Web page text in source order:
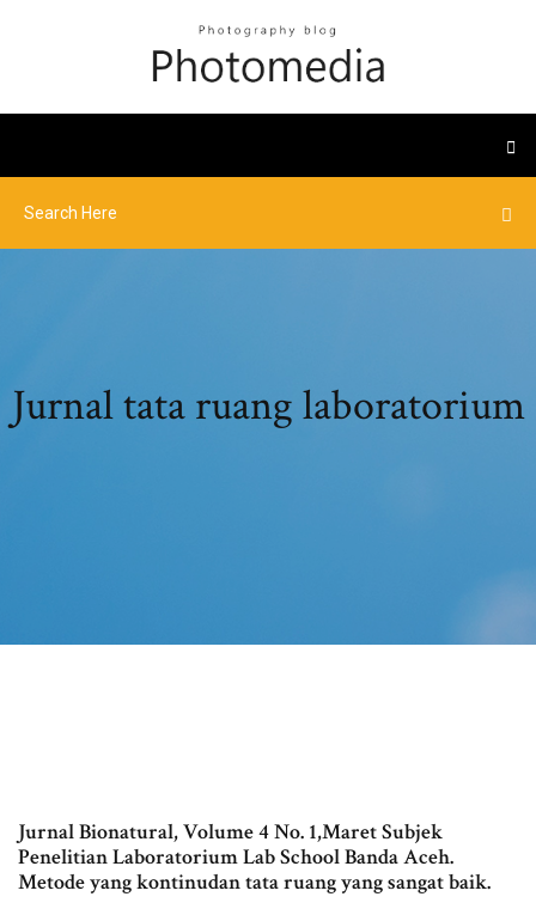
Jurnal tata ruang laboratorium
Jurnal Bionatural, Volume 4 No. 1,Maret Subjek
Penelitian Laboratorium Lab School Banda Aceh.
Metode yang kontinudan tata ruang yang sangat baik.